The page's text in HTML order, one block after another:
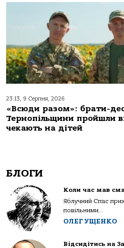
23:13, 9 Серпня, 2026
«Всюди разом»: брати-
Тернопільщини пройшли
чекають на дітей
БЛОГИ
Коли час мав
Яблучний Спас
повільними...
ОЛЕГ УЩЕНКО
Відсидітись на